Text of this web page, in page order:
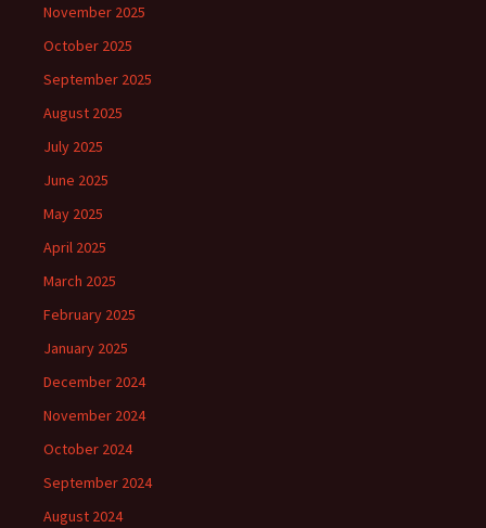
November 2025
October 2025
September 2025
August 2025
July 2025
June 2025
May 2025
April 2025
March 2025
February 2025
January 2025
December 2024
November 2024
October 2024
September 2024
August 2024